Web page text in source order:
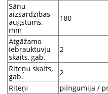
Sānu
aizsardzības
augstums,
mm
180
Atgāžamo
iebrauktuvju
skaits, gab.
2
Riteņu skaits,
gab.
2
Riteņi
pilngumija /